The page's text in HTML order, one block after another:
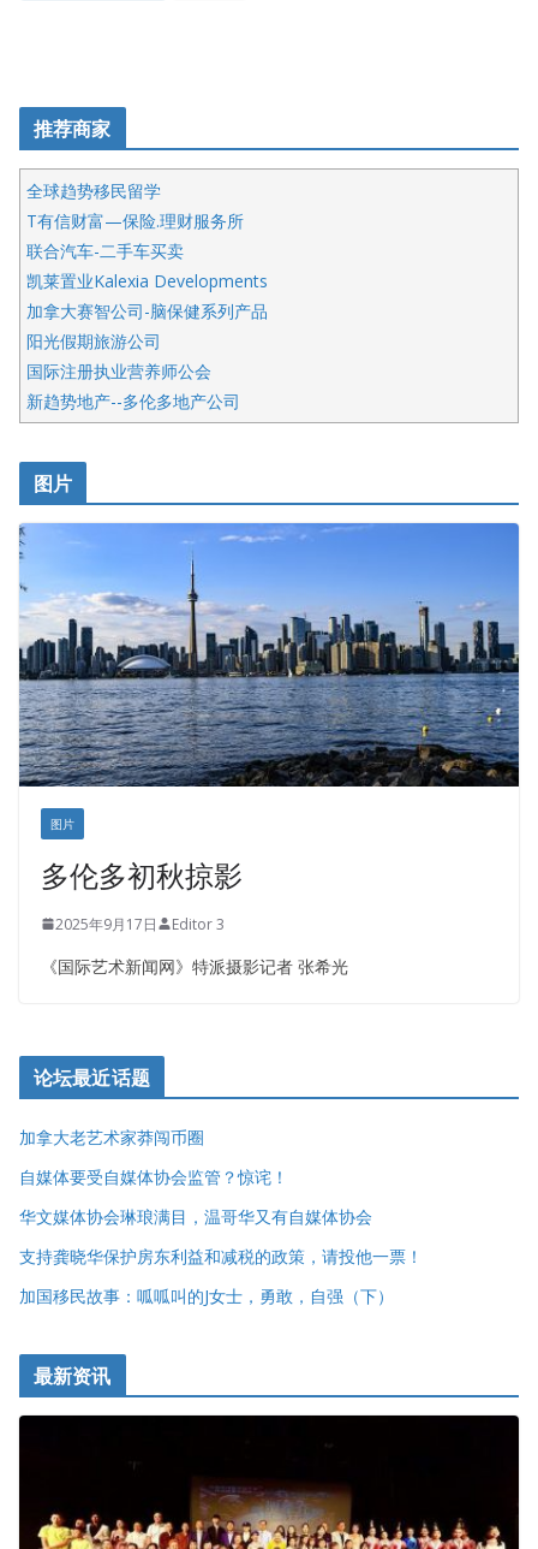
推荐商家
全球趋势移民留学
T有信财富—保险.理财服务所
联合汽车-二手车买卖
凯莱置业Kalexia Developments
加拿大赛智公司-脑保健系列产品
阳光假期旅游公司
国际注册执业营养师公会
新趋势地产--多伦多地产公司
呱呱电器
开明车行KS CAR SALES & SERVICE
健健宝公司
皇后金融集团
正点印艺设计
图片
图片
多伦多初秋掠影
2025年9月17日 Editor 3
《国际艺术新闻网》特派摄影记者 张希光
论坛最近话题
加拿大老艺术家莽闯币圈
自媒体要受自媒体协会监管？惊诧！
华文媒体协会琳琅满目，温哥华又有自媒体协会
支持龚晓华保护房东利益和减税的政策，请投他一票！
加国移民故事：呱呱叫的J女士，勇敢，自强（下）
最新资讯